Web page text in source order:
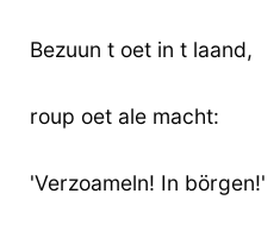
Bezuun t oet in t laand,
roup oet ale macht:
'Verzoameln! In börgen!'